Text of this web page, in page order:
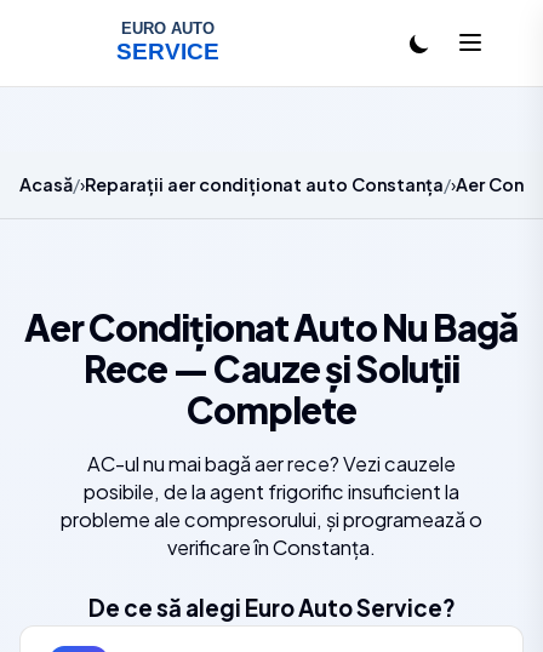
Acasă Reparații aer condiționat auto Constanța Aer
Aer Condiționat Auto Nu Bagă
Rece — Cauze și Soluții
Complete
AC-ul nu mai bagă aer rece? Vezi cauzele
posibile, de la agent frigorific insuficient la
probleme ale compresorului, și programează o
verificare în Constanța.
De ce să alegi Euro Auto Service?